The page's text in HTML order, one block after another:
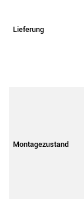
Lieferung
Montagezustand